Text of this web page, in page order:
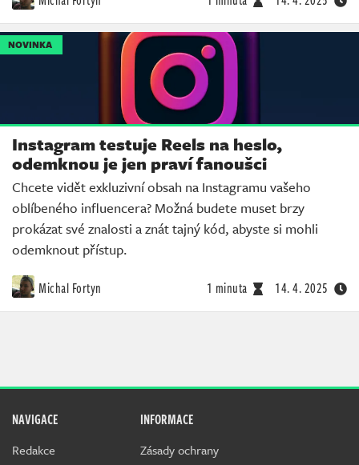
NOVINKA
Instagram testuje Reels na heslo,
odemknou je jen praví fanoušci
Chcete vidět exkluzivní obsah na Instagramu vašeho
oblíbeného influencera? Možná budete muset brzy
prokázat své znalosti a znát tajný kód, abyste si mohli
odemknout přístup.
Michal Fortyn 1 minuta 14. 4. 2025
NAVIGACE
Redakce
INFORMACE
Zásady ochrany